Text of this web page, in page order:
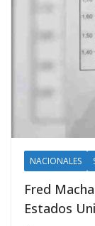
NACIONALES
Fred
Estados